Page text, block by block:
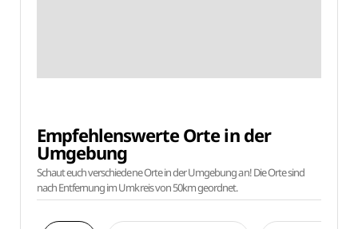
Empfehlenswerte Orte in der
Umgebung
Schaut euch verschiedene Orte in der Umgebung an! Die Orte sind
nach Entfernung im Umkreis von 50km geordnet.